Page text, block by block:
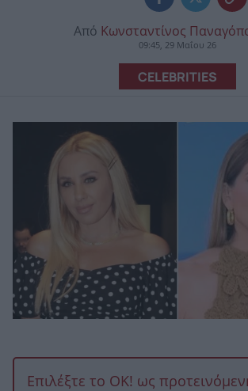
Από Κωνσταντίνος
09:45, 29 Μαΐου 26
CELEBRITIES
Επιλέξτε το OK! ως